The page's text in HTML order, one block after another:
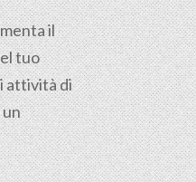
il
tuo
attività di